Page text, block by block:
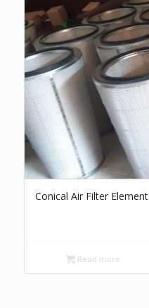
Conical Air Filter Element
Read more